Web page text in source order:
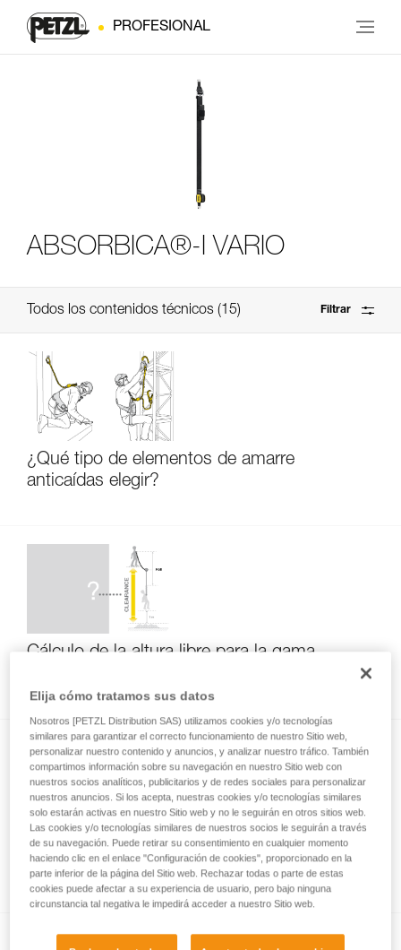
PROFESIONAL
ABSORBICA®-I VARIO
Todos los contenidos técnicos 15 Filtrar
¿Qué tipo de elementos de amarre
anticaídas elegir?
Cálculo de la altura libre para la gama
Ensayos de certificación de los elementos de
amarre ABSORBICA-I e Y
Elija cómo tratamos sus datos
Nosotros [PETZL Distribution SAS) utilizamos cookies y/o tecnologías
similares para garantizar el correcto funcionamiento de nuestro Sitio web,
personalizar nuestro contenido y anuncios, y analizar nuestro tráfico. También
compartimos información sobre su navegación en nuestro Sitio web con
nuestros socios analíticos, publicitarios y de redes sociales para personalizar
nuestros anuncios. Si los acepta, nuestras cookies y/o tecnologías similares
solo estarán activas en nuestro Sitio web y no le seguirán en otros sitios web.
Las cookies y/o tecnologías similares de nuestros socios le seguirán a través
de su navegación. Puede retirar su consentimiento en cualquier momento
haciendo clic en el enlace "Configuración de cookies", proporcionado en la
parte inferior de la página del Sitio web. Rechazar todas o parte de estas
cookies puede afectar a su experiencia de usuario, pero bajo ninguna
circunstancia tal negativa le impedirá acceder a nuestro Sitio web.